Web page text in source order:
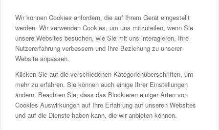
Wir können Cookies anfordern, die auf Ihrem Gerät eingestellt
werden. Wir verwenden Cookies, um uns mitzuteilen, wenn Sie
unsere Websites besuchen, wie Sie mit uns interagieren, Ihre
Nutzererfahrung verbessern und Ihre Beziehung zu unserer
Website anpassen.
Klicken Sie auf die verschiedenen Kategorienüberschriften, um
mehr zu erfahren. Sie können auch einige Ihrer Einstellungen
ändern. Beachten Sie, dass das Blockieren einiger Arten von
Cookies Auswirkungen auf Ihre Erfahrung auf unseren Websites
und auf die Dienste haben kann, die wir anbieten können.